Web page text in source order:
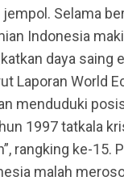
Selama
Indonesia
daya saing
Laporan World
menduduki
1997 tatkala
rangking ke-
malah